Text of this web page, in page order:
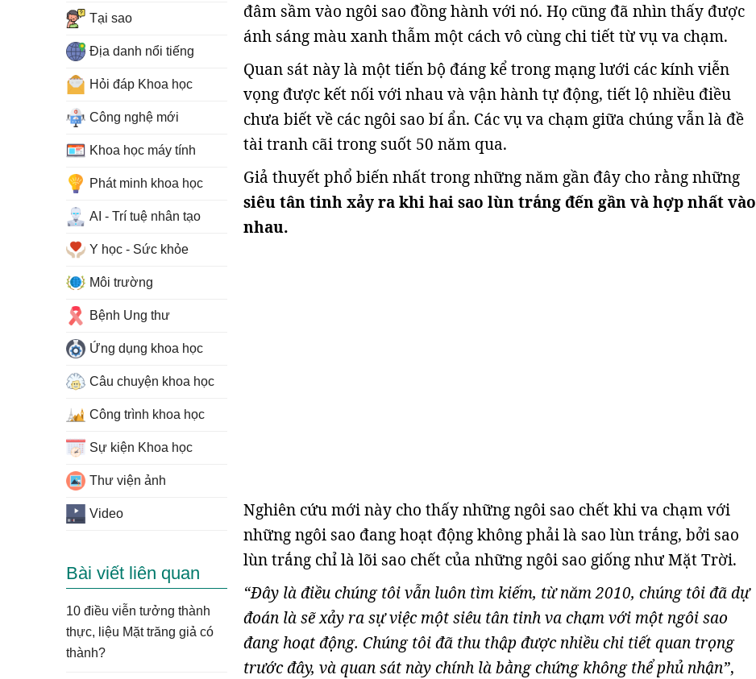
đâm sầm vào ngôi sao đồng hành với nó. Họ cũng đã nhìn thấy được
ánh sáng màu xanh thẫm một cách vô cùng chi tiết từ vụ va chạm.
Quan sát này là một tiến bộ đáng kể trong mạng lưới các kính viễn
vọng được kết nối với nhau và vận hành tự động, tiết lộ nhiều điều
chưa biết về các ngôi sao bí ẩn. Các vụ va chạm giữa chúng vẫn là đề
tài tranh cãi trong suốt 50 năm qua.
Giả thuyết phổ biến nhất trong những năm gần đây cho rằng những
siêu tân tinh xảy ra khi hai sao lùn trắng đến gần và hợp nhất vào
nhau.
Nghiên cứu mới này cho thấy những ngôi sao chết khi va chạm với
những ngôi sao đang hoạt động không phải là sao lùn trắng, bởi sao
lùn trắng chỉ là lõi sao chết của những ngôi sao giống như Mặt Trời.
“Đây là điều chúng tôi vẫn luôn tìm kiếm, từ năm 2010, chúng tôi đã dự
đoán là sẽ xảy ra sự việc một siêu tân tinh va chạm với một ngôi sao
đang hoạt động. Chúng tôi đã thu thập được nhiều chi tiết quan trọng
trước đây, và quan sát này chính là bằng chứng không thể phủ nhận”,
Tại sao
Địa danh nổi tiếng
Hỏi đáp Khoa học
Công nghệ mới
Khoa học máy tính
Phát minh khoa học
AI - Trí tuệ nhân tạo
Y học - Sức khỏe
Môi trường
Bệnh Ung thư
Ứng dụng khoa học
Câu chuyện khoa học
Công trình khoa học
Sự kiện Khoa học
Thư viện ảnh
Video
Bài viết liên quan
10 điều viễn tưởng thành
thực, liệu Mặt trăng giả có
thành?